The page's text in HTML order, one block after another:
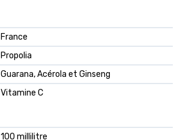
France
Propolia
Guarana, Acérola et Ginseng
Vitamine C
100 millilitre